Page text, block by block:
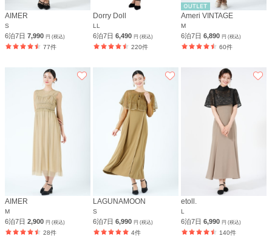
AIMER
S
6泊7日 7,990 円 (税込)
77件
Dorry Doll
LL
6泊7日6,490円 (税込)
220件
Ameri VINTAGE
M
6泊7日6,890円 (税込)
60件
AIMER
M
6泊7日 2,900 円 (税込)
28件
LAGUNAMOON
S
6泊7日6,990円 (税込)
4件
etoll.
L
6泊7日6,990円 (税込)
140件